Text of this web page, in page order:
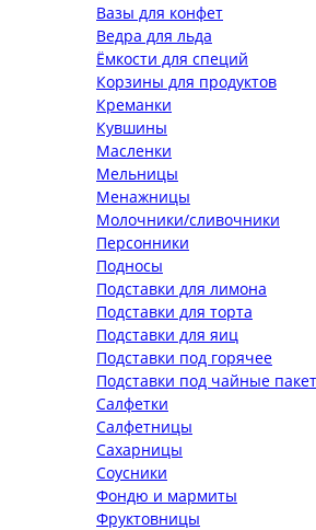
Вазы для конфет
Ведра для льда
Ёмкости для специй
Корзины для продуктов
Креманки
Кувшины
Масленки
Мельницы
Менажницы
Молочники/сливочники
Персонники
Подносы
Подставки для лимона
Подставки для торта
Подставки для яиц
Подставки под горячее
Подставки под чайные
Салфетки
Салфетницы
Сахарницы
Соусники
Фондю и мармиты
Фруктовницы